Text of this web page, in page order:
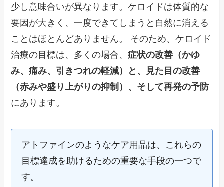
少し意味合いが異なります。ケロイドは体質的な
要因が大きく、一度できてしまうと自然に消える
ことはほとんどありません。 そのため、ケロイド
治療の目標は、多くの場合、症状の改善（かゆ
み、痛み、引きつれの軽減）と、見た目の改善
（赤みや盛り上がりの抑制）、そして再発の予防
にあります。
アトファインのようなケア用品は、これらの
目標達成を助けるための重要な手段の一つで
す。